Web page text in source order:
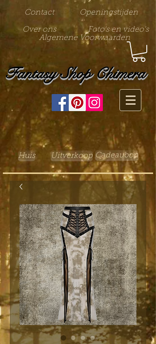
Contact Openingstijden
Over ons
Foto's en video's
Algemene Voorwaarden
Fantasy Shop Chimera
Huis Uitverkoop Cadeaubon